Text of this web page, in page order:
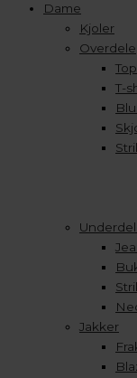
Dame
Kjoler
Overdele
T-
Jakker